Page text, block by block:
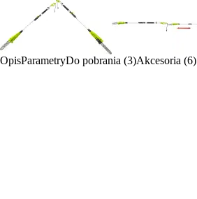
OpisParametryDo pobrania (3)Akcesoria (6)